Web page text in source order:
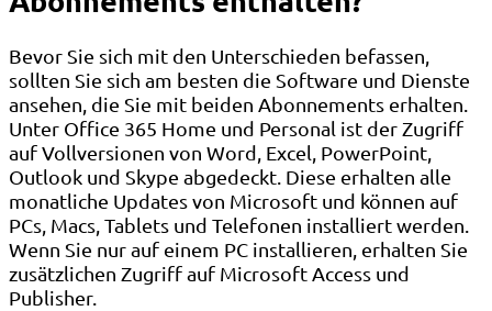
Bevor Sie sich mit den Unterschieden befassen,
sollten Sie sich am besten die Software und Dienste
ansehen, die Sie mit beiden Abonnements erhalten.
Unter Office 365 Home und Personal ist der Zugriff
auf Vollversionen von Word, Excel, PowerPoint,
Outlook und Skype abgedeckt. Diese erhalten alle
monatliche Updates von Microsoft und können auf
PCs, Macs, Tablets und Telefonen installiert werden.
Wenn Sie nur auf einem PC installieren, erhalten Sie
zusätzlichen Zugriff auf Microsoft Access und
Publisher.